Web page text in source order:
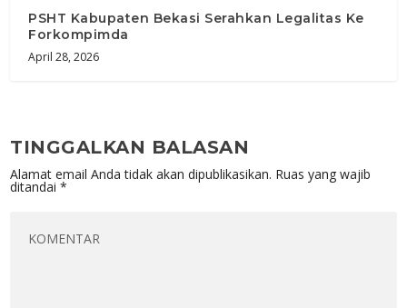
PSHT Kabupaten Bekasi Serahkan Legalitas Ke
Forkompimda
April 28, 2026
TINGGALKAN BALASAN
Alamat email Anda tidak akan dipublikasikan. Ruas yang wajib
ditandai*